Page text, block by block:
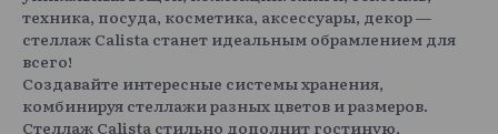
техника, посуда, косметика, аксессуары, декор —
стеллаж Calista станет идеальным обрамлением для
всего!
Создавайте интересные системы хранения,
комбинируя стеллажи разных цветов и размеров.
Стеллаж Calista стильно дополнит гостиную,